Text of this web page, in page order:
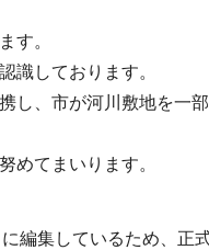
す。
識しております。
、市が河川敷地を一
めてまいります。
編集しているため、正